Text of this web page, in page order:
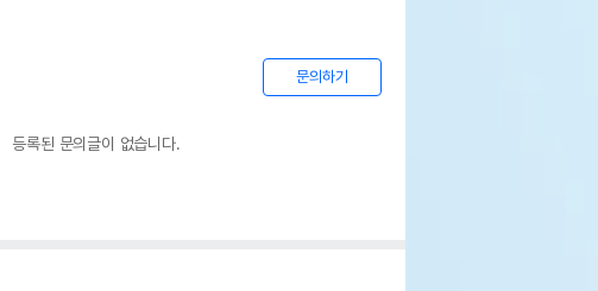
문의하기
등록된 문의글이 없습니다.